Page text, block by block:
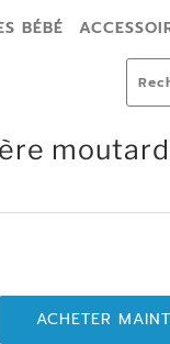
BÉBÉ
ACHETER